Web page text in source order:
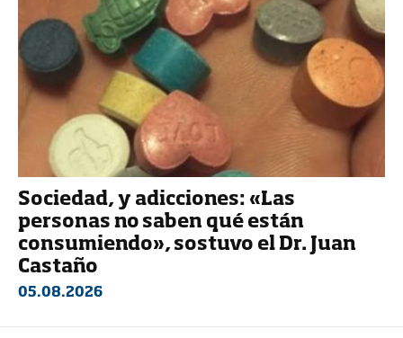
Sociedad, y adicciones: «Las
personas no saben qué están
consumiendo», sostuvo el Dr. Juan
Castaño
05.08.2026